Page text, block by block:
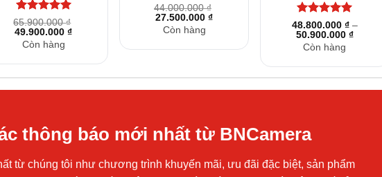
Được xếp
hạng55
sao
65.900.000₫
Giá
gốc
là:
49.900.000₫Giá
Còn hàng
Được xếp
hạng55
sao
44.000.000₫
Giá
gốc
là:
27.500.000₫Giá
Còn hàng
Được xếp
hạng55
sao
48.800.000 ₫ –
50.900.000 ₫Khoảng
Còn hàng
thông báo mới nhất từ BNCamera
từ chúng tôi như chương trình khuyến mãi, ưu đãi đặc biệt, sản phẩm